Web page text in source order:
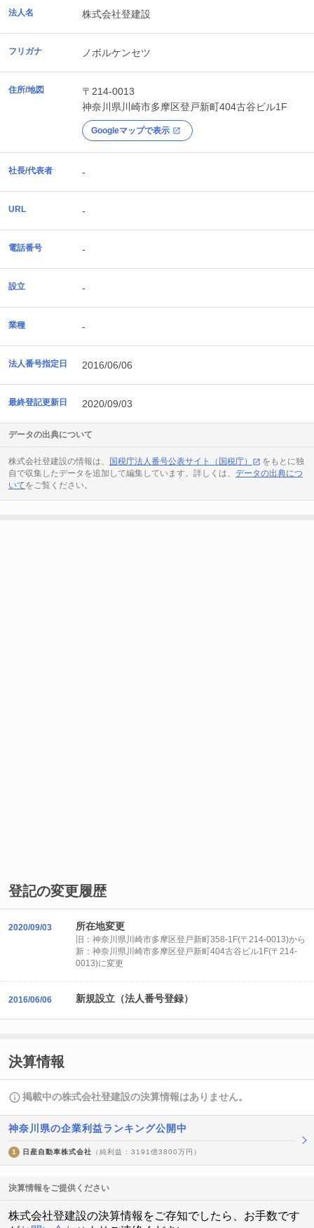
法人名 株式会社登建設
フリガナ ノボルケンセツ
住所/地図
〒214-0013
神奈川県 川崎市多摩区登戸新町404古谷ビル1F
Googleマップで表示
社長/代表者 -
URL -
電話番号 -
設立 -
業種 -
法人番号指定日 2016/06/06
最終登記更新日 2020/09/03
データの出典について
株式会社登建設の情報は、 国税庁法人番号公表サイト（国税庁）
をもとに独
自で収集したデータを追加して編集しています。詳しくは、 データの出典につ
いてをご覧ください。
登記の変更履歴
2020/09/03 所在地変更
旧：神奈川県川崎市多摩区登戸新町358-1F(〒214-0013)から
新：神奈川県川崎市多摩区登戸新町404古谷ビル1F(〒214-
0013)に変更
2016/06/06 新規設立（法人番号登録）
決算情報
掲載中の株式会社登建設の決算情報はありません。
神奈川県の企業利益ランキング公開中
1 日産自動車株式会社 （純利益 : 3191億3800万円）
決算情報をご提供ください
株式会社登建設の決算情報をご存知でしたら、お手数です